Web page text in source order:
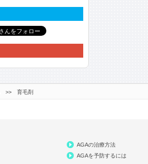
>> 育毛剤
AGAの治療方法
AGAを予防するには